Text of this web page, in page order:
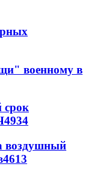
военному в
срок
4934
воздушный
4613